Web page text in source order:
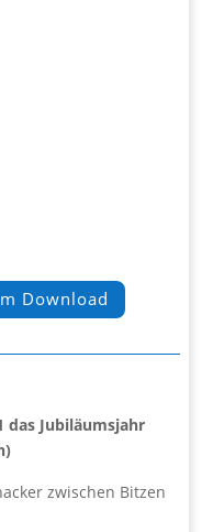
Download
das Jubiläumsjahr
zwischen Bitzen